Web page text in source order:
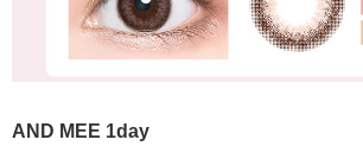
AND MEE 1day